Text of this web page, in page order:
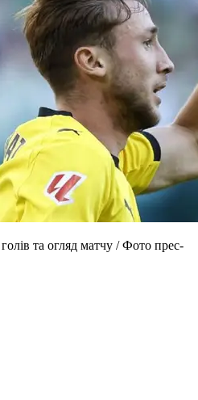
та огляд матчу / Фото прес-